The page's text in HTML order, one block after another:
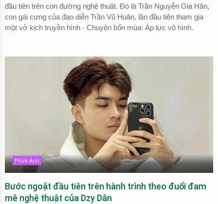
đầu tiên trên con đường nghệ thuật. Đó là Trần Nguyễn Gia Hân,
con gái cưng của đạo diễn Trần Vũ Huân, lần đầu tiên tham gia
một vở kịch truyền hình - Chuyện bốn mùa: Áp lực vô hình.
Phim Ảnh
Bước ngoặt đầu tiên trên hành trình theo đuổi đam
mê nghệ thuật của Dzy Dân